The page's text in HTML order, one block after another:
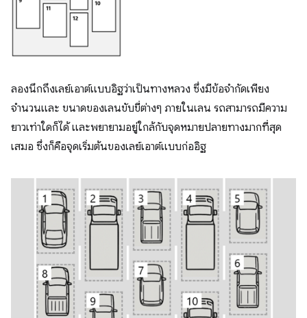
ลองนึกถึงเลย์เอาต์แบบอิฐว่าเป็นทางหลวง ซึ่งมีข้อจำกัดเพียง
จำนวนและ ขนาดของเลนขับขี่ต่างๆ ภายในเลน รถสามารถมีความ
ยาวเท่าใดก็ได้ และพยายามอยู่ใกล้กับจุดหมายปลายทางมากที่สุด
เสมอ ซึ่งก็คือจุดเริ่มต้นของเลย์เอาต์แบบก่ออิฐ